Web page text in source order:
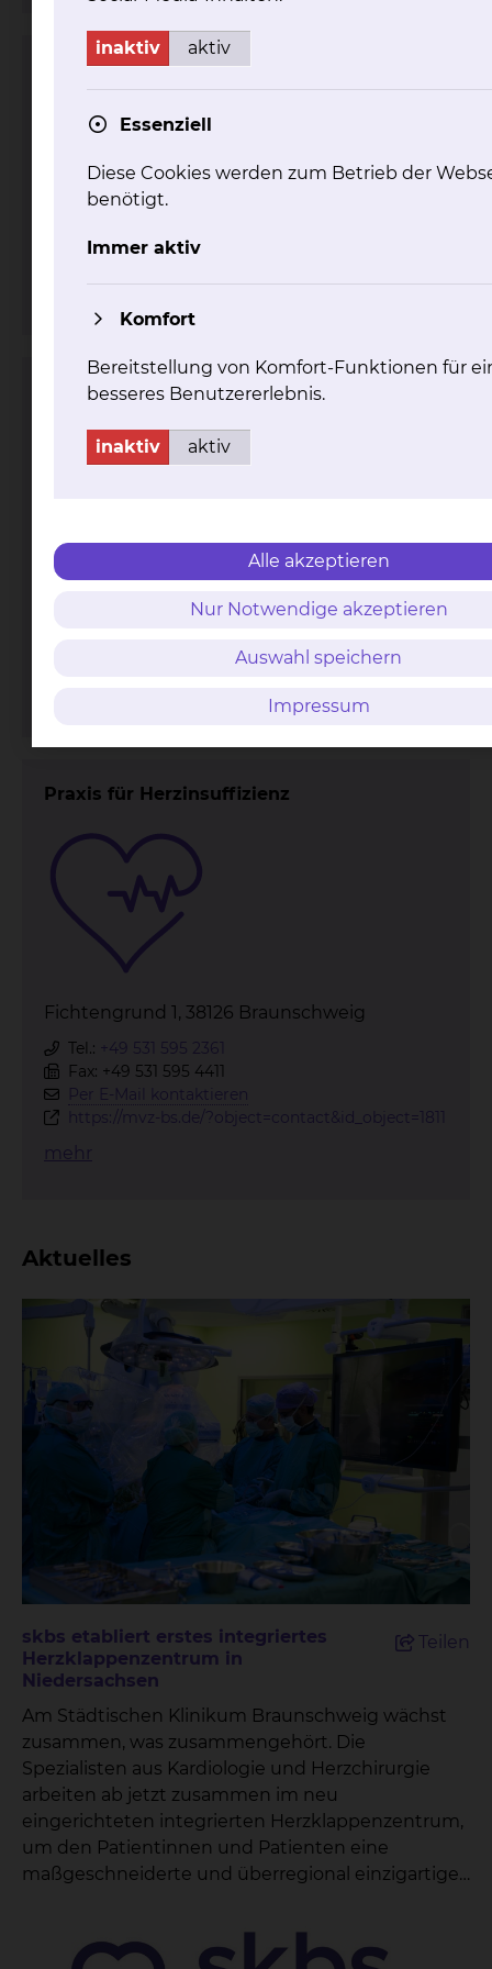
Herzzentrum
Fichtengrund 1, 38126 Braunschweig
Schrittmacherambulanz
Fichtengrund 1, 38126 Braunschweig
Praxis für Herzinsuffizienz
Fichtengrund 1, 38126 Braunschweig
Tel.: +49 531 595 2361
Fax: +49 531 595 4411
Per E-Mail kontaktieren
https://mvz-bs.de/?object=contact&id_object=1811
mehr
Aktuelles
skbs etabliert erstes integriertes
Herzklappenzentrum in
Niedersachsen
Teilen
Am Städtischen Klinikum Braunschweig wächst
zusammen, was zusammengehört. Die
Spezialisten aus Kardiologie und Herzchirurgie
arbeiten ab jetzt zusammen im neu
eingerichteten integrierten Herzklappenzentrum,
um den Patientinnen und Patienten eine
maßgeschneiderte und überregional einzigartige
ergebnisoffen die modernsten und
inaktiv aktiv
Essenziell
Diese Cookies werden zum Betrieb der
benötigt.
Immer aktiv
Komfort
Bereitstellung von Komfort-Funktionen für
besseres Benutzererlebnis.
inaktiv aktiv
Alle akzeptieren
Nur Notwendige akzeptieren
Auswahl speichern
Impressum